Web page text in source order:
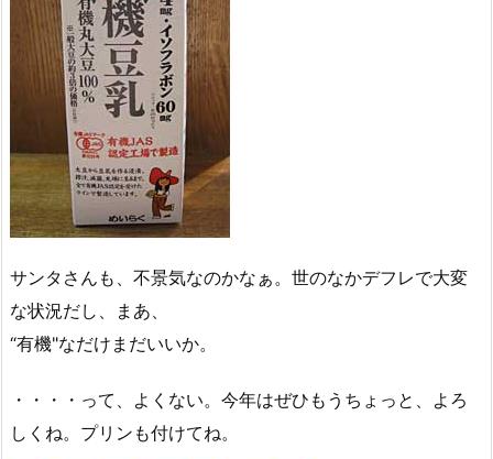
サンタさんも、不景気なのかなぁ。世のなかデフレで大変
な状況だし、まあ、
“有機"なだけまだいいか。
・・・・って、よくない。今年はぜひもうちょっと、よろ
しくね。プリンも付けてね。